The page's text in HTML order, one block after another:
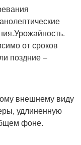
от сроков
поздние –
внешнему виду
удлиненную
фоне.